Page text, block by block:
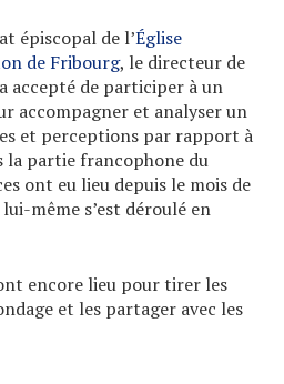
épiscopal de l’Église
de Fribourg, le directeur de
accepté de participer à un
accompagner et analyser un
et perceptions par rapport à
la partie francophone du
ont eu lieu depuis le mois de
même s’est déroulé en
encore lieu pour tirer les
et les partager avec les